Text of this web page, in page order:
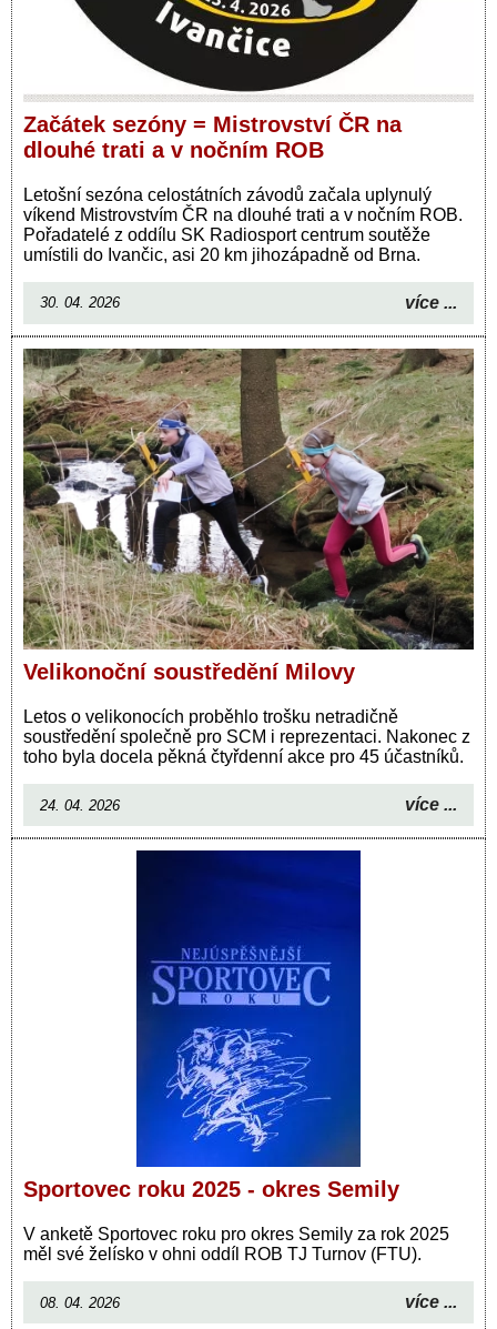
Začátek sezóny = Mistrovství ČR na
dlouhé trati a v nočním ROB
Letošní sezóna celostátních závodů začala uplynulý
víkend Mistrovstvím ČR na dlouhé trati a v nočním ROB.
Pořadatelé z oddílu SK Radiosport centrum soutěže
umístili do Ivančic, asi 20 km jihozápadně od Brna.
30. 04. 2026 více ...
Velikonoční soustředění Milovy
Letos o velikonocích proběhlo trošku netradičně
soustředění společně pro SCM i reprezentaci. Nakonec z
toho byla docela pěkná čtyřdenní akce pro 45 účastníků.
24. 04. 2026 více ...
Sportovec roku 2025 - okres Semily
V anketě Sportovec roku pro okres Semily za rok 2025
měl své želísko v ohni oddíl ROB TJ Turnov (FTU).
08. 04. 2026 více ...